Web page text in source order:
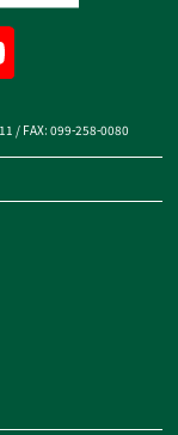
/ FAX: 099-258-0080